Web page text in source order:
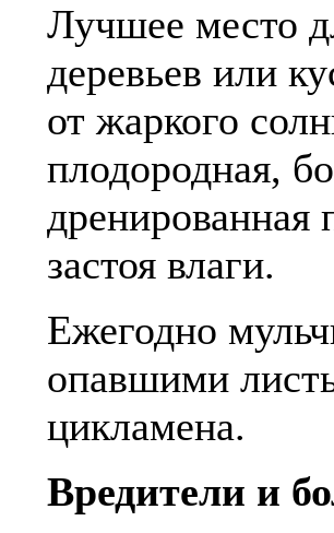
Лучшее место
деревьев или
от жаркого
плодородная,
дренированная
застоя влаги.
Ежегодно
опавшими
цикламена.
Вредители и